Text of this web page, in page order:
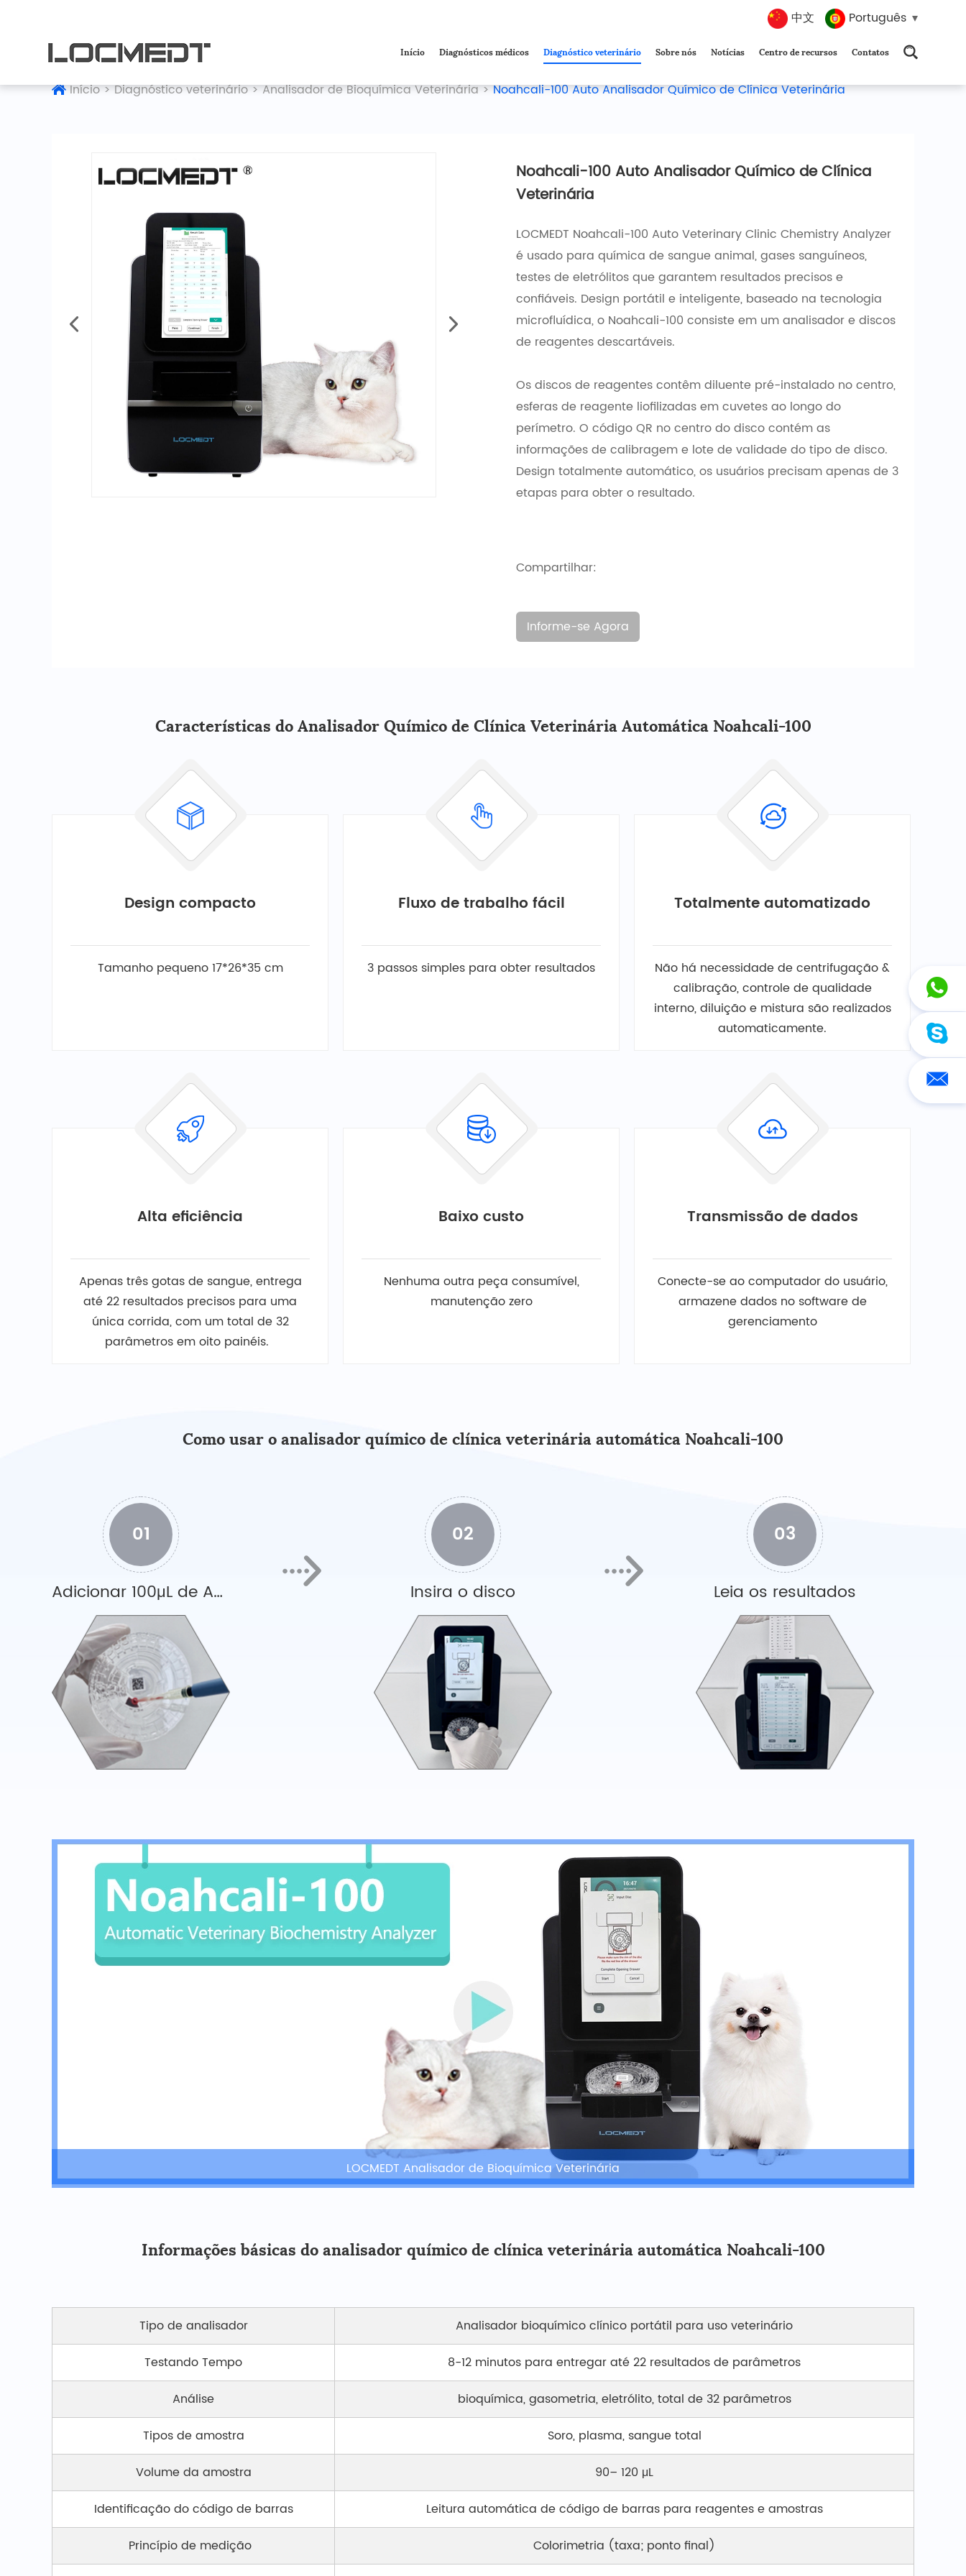
Início Diagnósticos médicos Diagnóstico veterinário Sobre nós Notícias Centro de recursos Contatos
中文 Português
Início>Diagnóstico veterinário>Analisador de Bioquímica Veterinária>Noahcali-100 Auto Analisador Químico de Clínica Veterinária
Noahcali-100 Auto Analisador Químico de Clínica
Veterinária
LOCMEDT Noahcali-100 Auto Veterinary Clinic Chemistry Analyzer
é usado para química de sangue animal, gases sanguíneos,
testes de eletrólitos que garantem resultados precisos e
confiáveis. Design portátil e inteligente, baseado na tecnologia
microfluídica, o Noahcali-100 consiste em um analisador e discos
de reagentes descartáveis.
Os discos de reagentes contêm diluente pré-instalado no centro,
esferas de reagente liofilizadas em cuvetes ao longo do
perímetro. O código QR no centro do disco contém as
informações de calibragem e lote de validade do tipo de disco.
Design totalmente automático, os usuários precisam apenas de 3
etapas para obter o resultado.
Compartilhar:
Informe-se Agora
Características do Analisador Químico de Clínica Veterinária Automática Noahcali-100
Design compacto
Tamanho pequeno 17*26*35 cm
Fluxo de trabalho fácil
3 passos simples para obter resultados
Totalmente automatizado
Não há necessidade de centrifugação &
calibração, controle de qualidade
interno, diluição e mistura são realizados
automaticamente.
Alta eficiência
Apenas três gotas de sangue, entrega
até 22 resultados precisos para uma
única corrida, com um total de 32
parâmetros em oito painéis.
Baixo custo
Nenhuma outra peça consumível,
manutenção zero
Transmissão de dados
Conecte-se ao computador do usuário,
armazene dados no software de
gerenciamento
Como usar o analisador químico de clínica veterinária automática Noahcali-100
01
Adicionar 100μL de Amostra
02
Insira o disco
03
Leia os resultados
LOCMEDT Analisador de Bioquímica Veterinária
Informações básicas do analisador químico de clínica veterinária automática Noahcali-100
Tipo de analisador
Analisador bioquímico clínico portátil para uso veterinário
Testando Tempo
8-12 minutos para entregar até 22 resultados de parâmetros
Análise
bioquímica, gasometria, eletrólito, total de 32 parâmetros
Tipos de amostra
Soro, plasma, sangue total
Volume da amostra
90– 120 μL
Identificação do código de barras
Leitura automática de código de barras para reagentes e amostras
Princípio de medição
Colorimetria (taxa; ponto final)